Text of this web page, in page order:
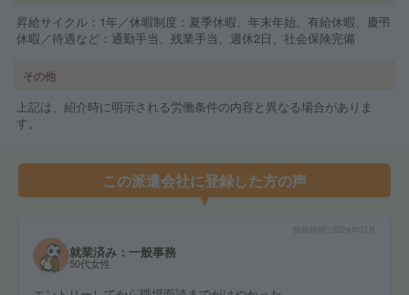
昇給サイクル：1年／休暇制度：夏季休暇、年末年始、有給休暇、慶弔
休暇／待遇など：通勤手当、残業手当、週休2日、社会保険完備
その他
上記は、紹介時に明示される労働条件の内容と異なる場合がありま
す。
この派遣会社に登録した方の声
2024年07月
就業済み：一般事務
50代女性